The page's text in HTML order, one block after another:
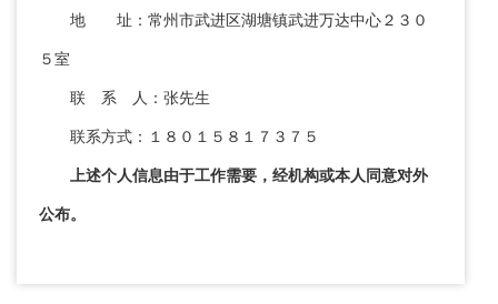
地 址：常州市武进区湖塘镇武进万达中心２３０
５室
联 系 人：张先生
联系方式：１８０１５８１７３７５
上述个人信息由于工作需要，经机构或本人同意对外
公布。